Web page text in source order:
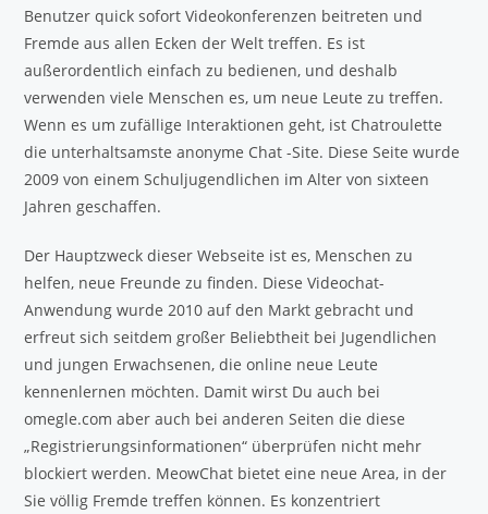
Benutzer quick sofort Videokonferenzen beitreten und
Fremde aus allen Ecken der Welt treffen. Es ist
außerordentlich einfach zu bedienen, und deshalb
verwenden viele Menschen es, um neue Leute zu treffen.
Wenn es um zufällige Interaktionen geht, ist Chatroulette
die unterhaltsamste anonyme Chat -Site. Diese Seite wurde
2009 von einem Schuljugendlichen im Alter von sixteen
Jahren geschaffen.
Der Hauptzweck dieser Webseite ist es, Menschen zu
helfen, neue Freunde zu finden. Diese Videochat-
Anwendung wurde 2010 auf den Markt gebracht und
erfreut sich seitdem großer Beliebtheit bei Jugendlichen
und jungen Erwachsenen, die online neue Leute
kennenlernen möchten. Damit wirst Du auch bei
omegle.com aber auch bei anderen Seiten die diese
„Registrierungsinformationen“ überprüfen nicht mehr
blockiert werden. MeowChat bietet eine neue Area, in der
Sie völlig Fremde treffen können. Es konzentriert